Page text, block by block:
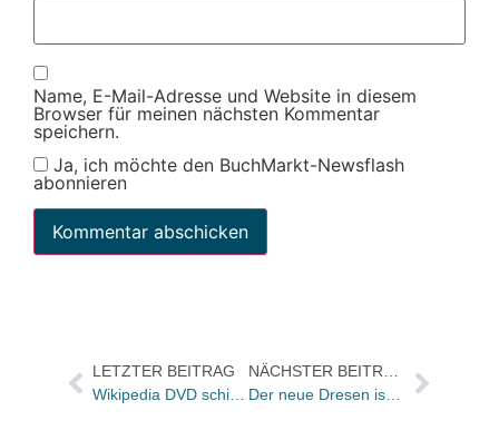
Name, E-Mail-Adresse und Website in diesem
Browser für meinen nächsten Kommentar
speichern.
Ja, ich möchte den BuchMarkt-Newsflash
abonnieren
LETZTER BEITRAG
Wikipedia DVD schießt bei amazon auf Platz 1 der Charts